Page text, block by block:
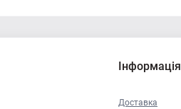
Інформація
Доставка